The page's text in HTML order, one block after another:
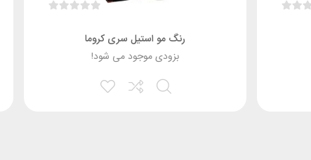
رنگ مو استیل سری کروما
بزودی موجود می شود!